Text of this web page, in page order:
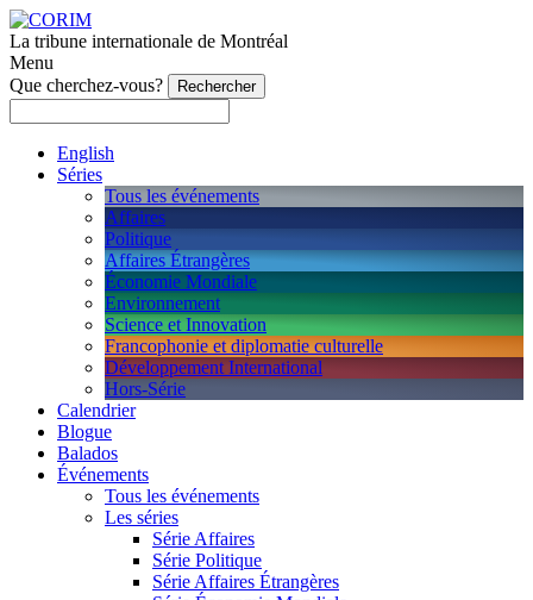
La tribune internationale de Montréal
Menu
Que cherchez-vous?
English
Séries
Tous les événements
Affaires
Politique
Affaires Étrangères
Économie Mondiale
Environnement
Science et Innovation
Francophonie et diplomatie culturelle
Développement International
Hors-Série
Calendrier
Blogue
Balados
Événements
Tous les événements
Les séries
Série Affaires
Série Politique
Série Affaires Étrangères